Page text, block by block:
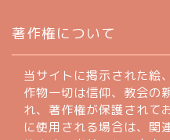
著作権について
当サイトに掲示された絵
作物一切は信仰、教会の
れ、著作権が保護されて
に使用される場合は、関